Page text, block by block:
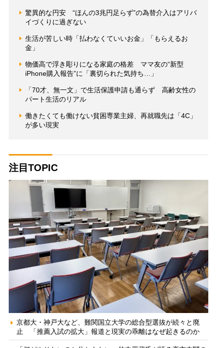
驚異的な円安 “ほんの3兆円足らず”の為替介入はアリバ
イづくりに過ぎない
生活が苦しい時「払わなくていいお金」「もらえるお
金」
物価高で浮き彫りになる家庭の格差 ママ友の“新型
iPhone購入報告”に「裏切られた気持ち…」
「70才、無一文」で生活保護申請も通らず 高齢女性の
パート生活のリアル
働きたくても働けない貧困専業主婦、再就職先は「4C」
が多い現実
注目TOPIC
京都大・神戸大など、難関国立大学の総合型選抜が続々と廃
止 「推薦入試の拡大」報道と現実の乖離はなぜ起きるのか